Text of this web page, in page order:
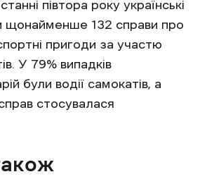
півтора року українські
щонайменше 132 справи про
пригоди за участю
У 79% випадків
були водії самокатів, а
стосувалася